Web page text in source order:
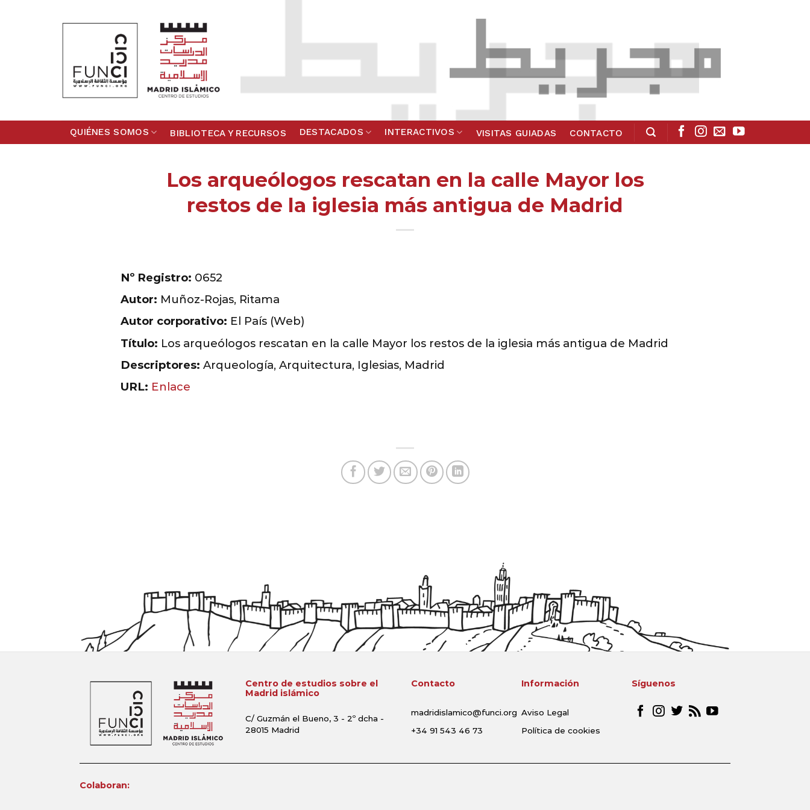
QUIÉNES SOMOS BIBLIOTECA Y RECURSOS DESTACADOS INTERACTIVOS VISITAS GUIADAS CONTACTO
Los arqueólogos rescatan en la calle Mayor los
restos de la iglesia más antigua de Madrid
Nº Registro: 0652
Autor: Muñoz-Rojas, Ritama
Autor corporativo: El País (Web)
Título: Los arqueólogos rescatan en la calle Mayor los restos de la iglesia más antigua de Madrid
Descriptores: Arqueología, Arquitectura, Iglesias, Madrid
URL: Enlace
Centro de estudios sobre el
Madrid islámico
C/ Guzmán el Bueno, 3 - 2º dcha -
28015 Madrid
Contacto
madridislamico@funci.org
+34 91 543 46 73
Información
Aviso Legal
Política de cookies
Síguenos
Colaboran: